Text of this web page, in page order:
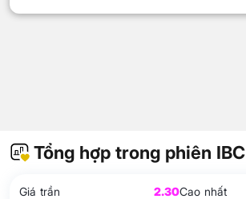
Tổng hợp trong phiên IBC
Giá trần
2.30Cao nhất